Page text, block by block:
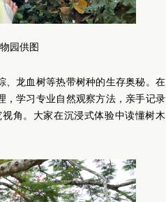
园供图
、龙血树等热带树种的生存奥秘。在
，学习专业自然观察方法，亲手记录
角。大家在沉浸式体验中读懂树木